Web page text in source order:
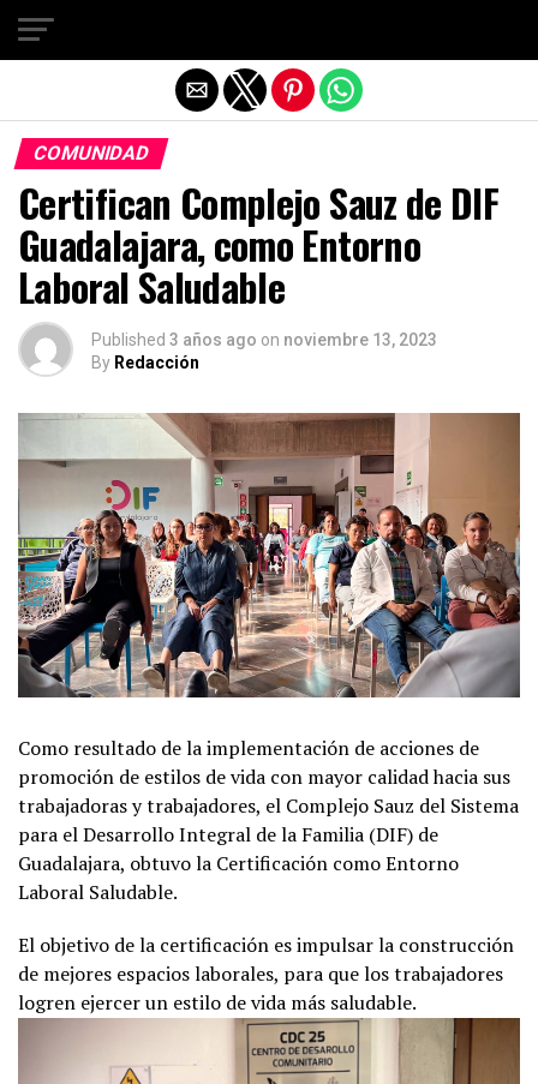
COMUNIDAD
Certifican Complejo Sauz de DIF
Guadalajara, como Entorno
Laboral Saludable
Published 3 años ago on noviembre 13, 2023
By Redacción
Como resultado de la implementación de acciones de
promoción de estilos de vida con mayor calidad hacia sus
trabajadoras y trabajadores, el Complejo Sauz del Sistema
para el Desarrollo Integral de la Familia (DIF) de
Guadalajara, obtuvo la Certificación como Entorno
Laboral Saludable.
El objetivo de la certificación es impulsar la construcción
de mejores espacios laborales, para que los trabajadores
logren ejercer un estilo de vida más saludable.